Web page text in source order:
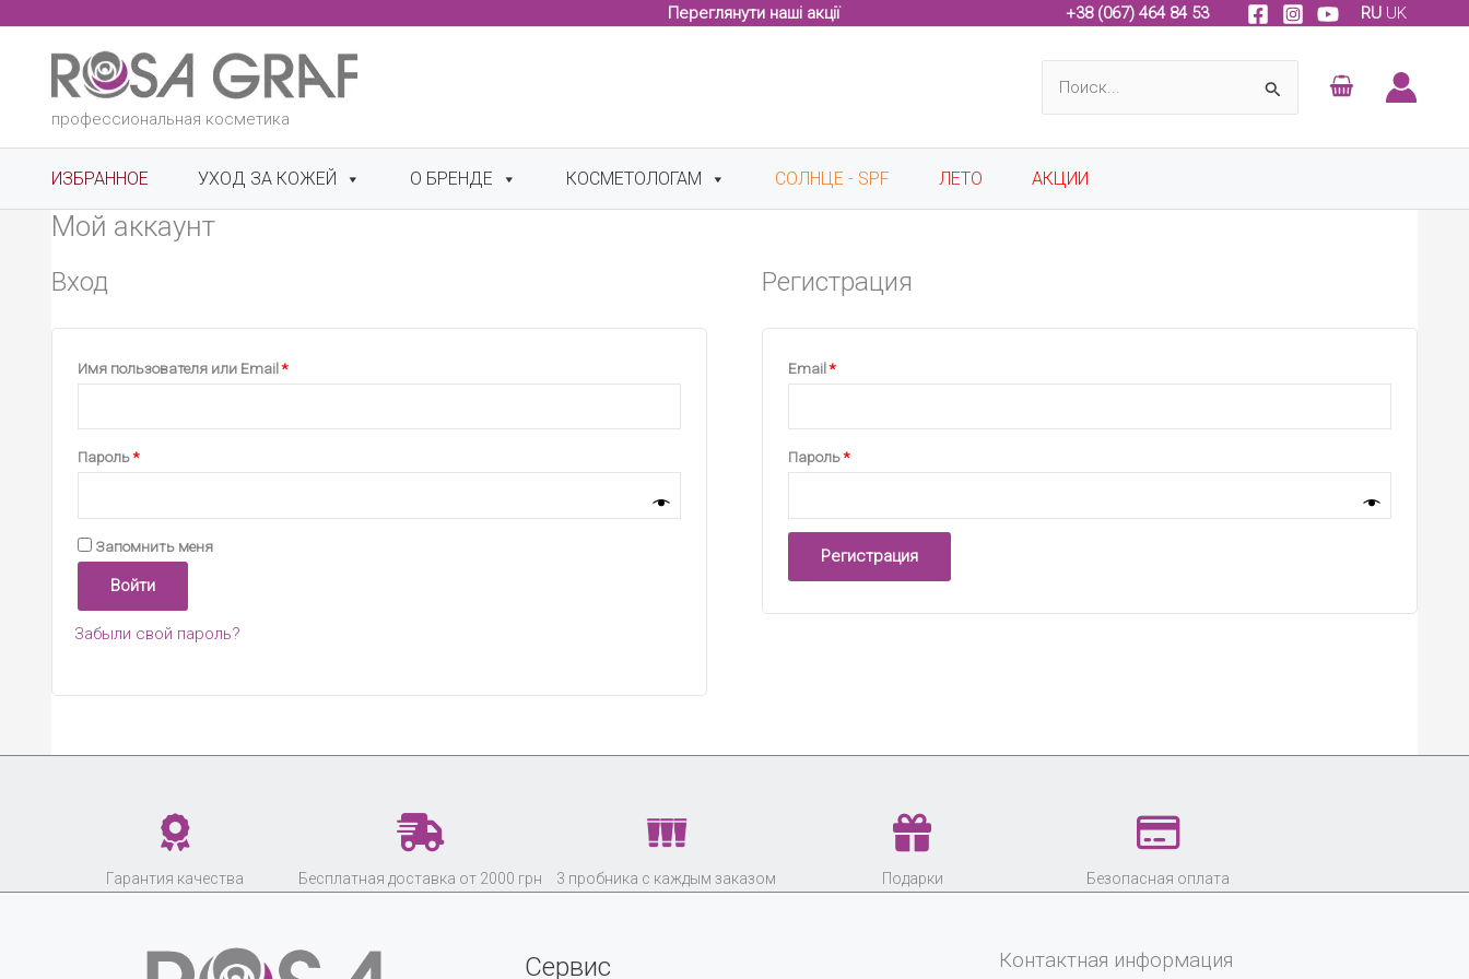
содержимому
Переглянути наші акції +38 (067) 464 84 53 RU UK
профессиональная косметика
ИЗБРАННОЕ УХОД ЗА КОЖЕЙ О БРЕНДЕ КОСМЕТОЛОГАМ СОЛНЦЕ - SPF ЛЕТО АКЦИИ
Мой аккаунт
Вход
Имя пользователя или Email*Обязательно
Пароль*Обязательно
Запомнить меня
Войти
Забыли свой пароль?
Регистрация
Email*Обязательно
Пароль*Обязательно
Регистрация
Гарантия качества Бесплатная доставка от 2000 грн 3 пробника с каждым заказом Подарки Безопасная оплата
Сервис Контактная информация